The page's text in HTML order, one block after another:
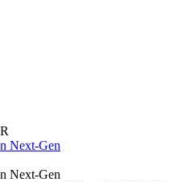
Next-Gen
Next-Gen